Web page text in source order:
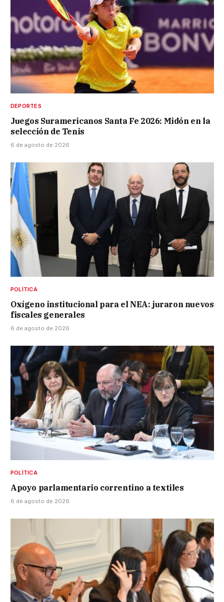
DEPORTES
Juegos Suramericanos Santa Fe 2026: Midón en la
selección de Tenis
6 de agosto de 2026
POLÍTICA
Oxígeno institucional para el NEA: juraron nuevos
fiscales generales
6 de agosto de 2026
POLÍTICA
Apoyo parlamentario correntino a textiles
6 de agosto de 2026